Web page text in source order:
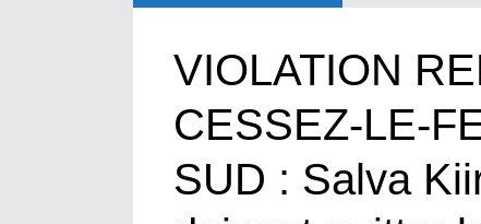
VIOLATION
CESSEZ-LE-
SUD : Salva